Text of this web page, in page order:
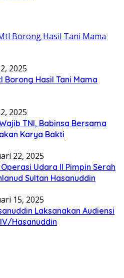
2025
Borong Hasil Tani Mama
2025
TNI, Babinsa Bersama
Karya Bakti
22, 2025
Udara II Pimpin Serah
Sultan Hasanuddin
15, 2025
Laksanakan Audiensi
Hasanuddin